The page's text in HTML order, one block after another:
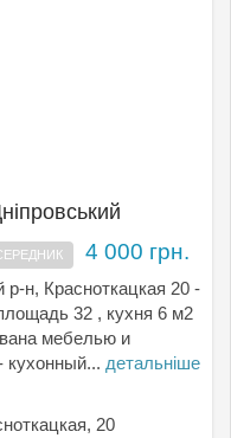
4 000 грн.
н, Красноткацкая 20 -
32 , кухня 6 м2
мебелью и
кухонный... детальніше
20